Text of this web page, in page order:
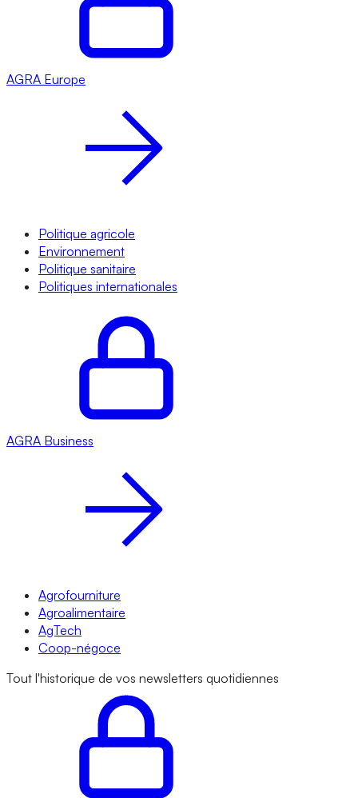
AGRA Europe
Politique agricole
Environnement
Politique sanitaire
Politiques internationales
AGRA Business
Agrofourniture
Agroalimentaire
AgTech
Coop-négoce
Tout l'historique de vos newsletters quotidiennes